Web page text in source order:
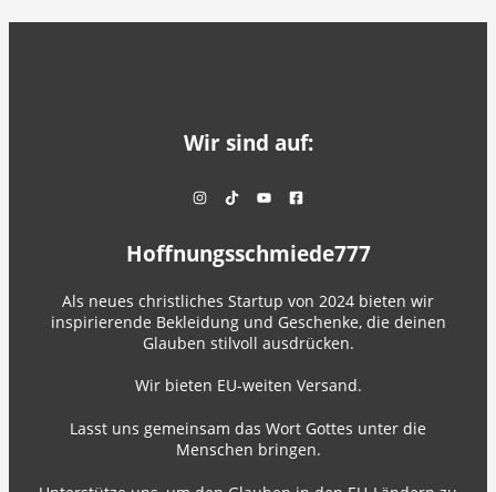
Wir sind auf:
Hoffnungsschmiede777
Als neues christliches Startup von 2024 bieten wir
inspirierende Bekleidung und Geschenke, die deinen
Glauben stilvoll ausdrücken.
Wir bieten EU-weiten Versand.
Lasst uns gemeinsam das Wort Gottes unter die
Menschen bringen.